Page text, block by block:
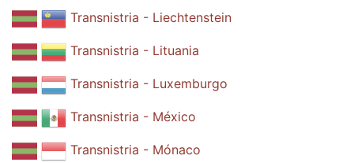
Transnistria - Liechtenstein
Transnistria - Lituania
Transnistria - Luxemburgo
Transnistria - México
Transnistria - Mónaco